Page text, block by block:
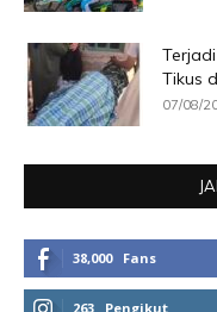
Tikus
07/08/
38,000 Fans
263 Pengikut